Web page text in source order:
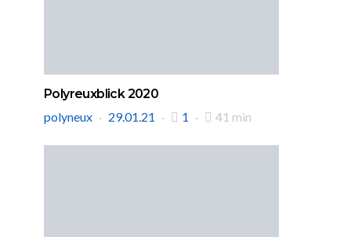
Polyreuxblick 2020
polyneux
29.01.21 1 41 min